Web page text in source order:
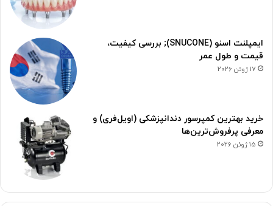
ایمپلنت اسنو (SNUCONE); بررسی کیفیت،
قیمت و طول عمر
17 ژوئن 2026
خرید بهترین کمپرسور دندانپزشکی (اویل‌فری) و
معرفی پرفروش‌ترین‌ها
15 ژوئن 2026